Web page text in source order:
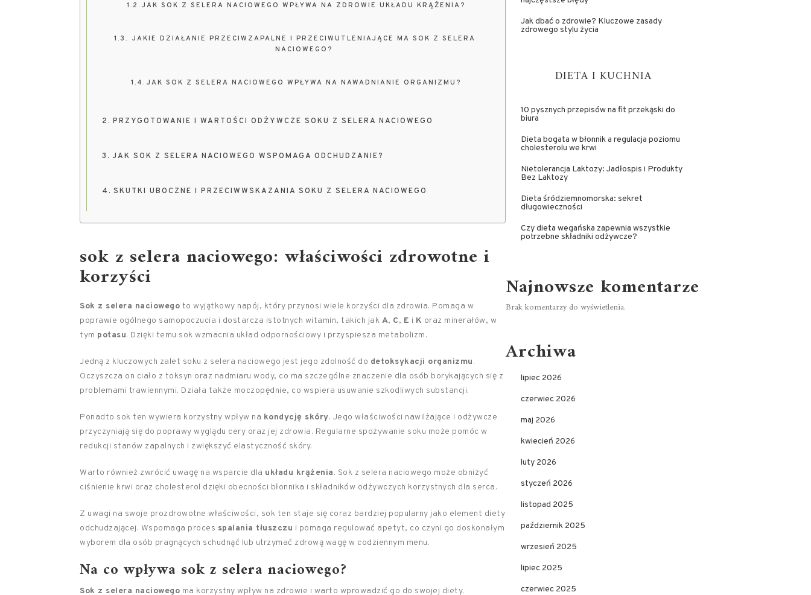
JAK SOK Z SELERA NACIOWEGO WPŁYWA NA ZDROWIE UKŁADU KRĄŻENIA?
JAKIE DZIAŁANIE PRZECIWZAPALNE I PRZECIWUTLENIAJĄCE MA SOK Z SELERA
NACIOWEGO?
JAK SOK Z SELERA NACIOWEGO WPŁYWA NA NAWADNIANIE ORGANIZMU?
PRZYGOTOWANIE I WARTOŚCI ODŻYWCZE SOKU Z SELERA NACIOWEGO
JAK SOK Z SELERA NACIOWEGO WSPOMAGA ODCHUDZANIE?
SKUTKI UBOCZNE I PRZECIWWSKAZANIA SOKU Z SELERA NACIOWEGO
sok z selera naciowego: właściwości zdrowotne i
korzyści
Sok z selera naciowego to wyjątkowy napój, który przynosi wiele korzyści dla zdrowia. Pomaga w
poprawie ogólnego samopoczucia i dostarcza istotnych witamin, takich jak A, C, E i K oraz minerałów, w
tym potasu. Dzięki temu sok wzmacnia układ odpornościowy i przyspiesza metabolizm.
Jedną z kluczowych zalet soku z selera naciowego jest jego zdolność do detoksykacji organizmu.
Oczyszcza on ciało z toksyn oraz nadmiaru wody, co ma szczególne znaczenie dla osób borykających się z
problemami trawiennymi. Działa także moczopędnie, co wspiera usuwanie szkodliwych substancji.
Ponadto sok ten wywiera korzystny wpływ na kondycję skóry. Jego właściwości nawilżające i odżywcze
przyczyniają się do poprawy wyglądu cery oraz jej zdrowia. Regularne spożywanie soku może pomóc w
redukcji stanów zapalnych i zwiększyć elastyczność skóry.
Warto również zwrócić uwagę na wsparcie dla układu krążenia. Sok z selera naciowego może obniżyć
ciśnienie krwi oraz cholesterol dzięki obecności błonnika i składników odżywczych korzystnych dla serca.
Z uwagi na swoje prozdrowotne właściwości, sok ten staje się coraz bardziej popularny jako element diety
odchudzającej. Wspomaga proces spalania tłuszczu i pomaga regulować apetyt, co czyni go doskonałym
wyborem dla osób pragnących schudnąć lub utrzymać zdrową wagę w codziennym menu.
Na co wpływa sok z selera naciowego?
Sok z selera naciowego ma korzystny wpływ na zdrowie i warto wprowadzić go do swojej diety.
Jak dbać o zdrowie? Kluczowe zasady
zdrowego stylu życia
DIETA I KUCHNIA
10 pysznych przepisów na fit przekąski do
biura
Dieta bogata w błonnik a regulacja poziomu
cholesterolu we krwi
Nietolerancja Laktozy: Jadłospis i Produkty
Bez Laktozy
Dieta śródziemnomorska: sekret
długowieczności
Czy dieta wegańska zapewnia wszystkie
potrzebne składniki odżywcze?
Najnowsze komentarze
Brak komentarzy do wyświetlenia.
Archiwa
lipiec 2026
czerwiec 2026
maj 2026
kwiecień 2026
luty 2026
styczeń 2026
listopad 2025
październik 2025
wrzesień 2025
lipiec 2025
czerwiec 2025